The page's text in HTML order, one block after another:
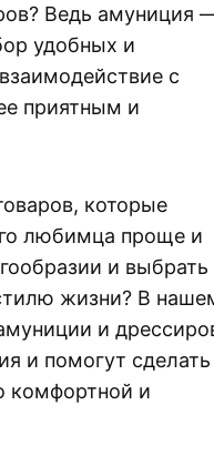
Ведь амуниция
удобных и
с
приятным и
которые
любимца проще и
и выбрать
жизни? В
и
и помогут сделать
комфортной и